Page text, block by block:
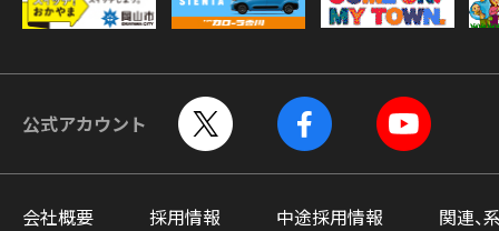
公式アカウント
会社概要 採用情報 中途採用情報 関連、